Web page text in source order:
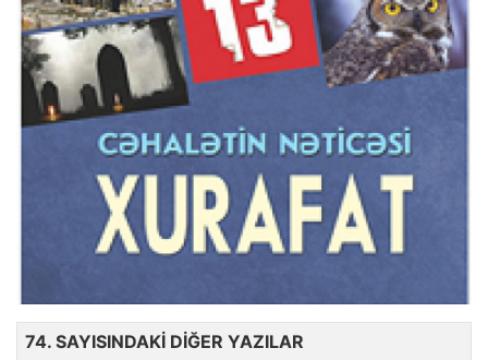
74. SAYISINDAKİ DİĞER YAZILAR